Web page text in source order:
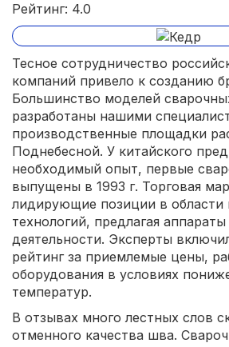
Рейтинг: 4.0
Тесное сотрудничество
компаний привело к созданию
Большинство моделей
разработаны нашими
производственные площадки
Поднебесной. У китайского
необходимый опыт, первые
выпущены в 1993 г. Торговая
лидирующие позиции в области
технологий, предлагая
деятельности. Эксперты
рейтинг за приемлемые цены,
оборудования в условиях
температур.
В отзывах много лестных слов
отменного качества шва.